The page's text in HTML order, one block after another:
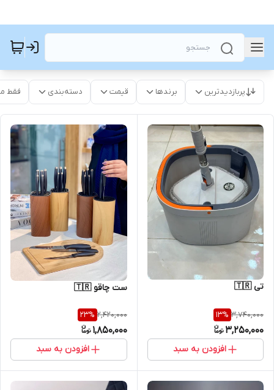
پربازدیدترین برندها قیمت دسته‌بندی فقط
تی 🇹🇷
3,740,000
13%
3,250,000
افزودن به سبد
ست چاقو 🇹🇷
2,420,000
23%
1,850,000
افزودن به سبد